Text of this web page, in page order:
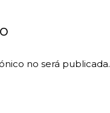
no será publicada.